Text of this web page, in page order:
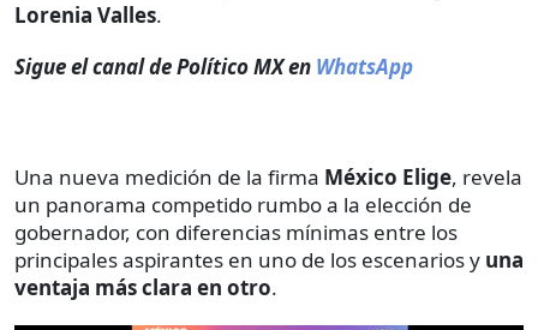
Lorenia Valles.
Sigue el canal de Político MX en WhatsApp
Una nueva medición de la firma México Elige, revela
un panorama competido rumbo a la elección de
gobernador, con diferencias mínimas entre los
principales aspirantes en uno de los escenarios y una
ventaja más clara en otro.